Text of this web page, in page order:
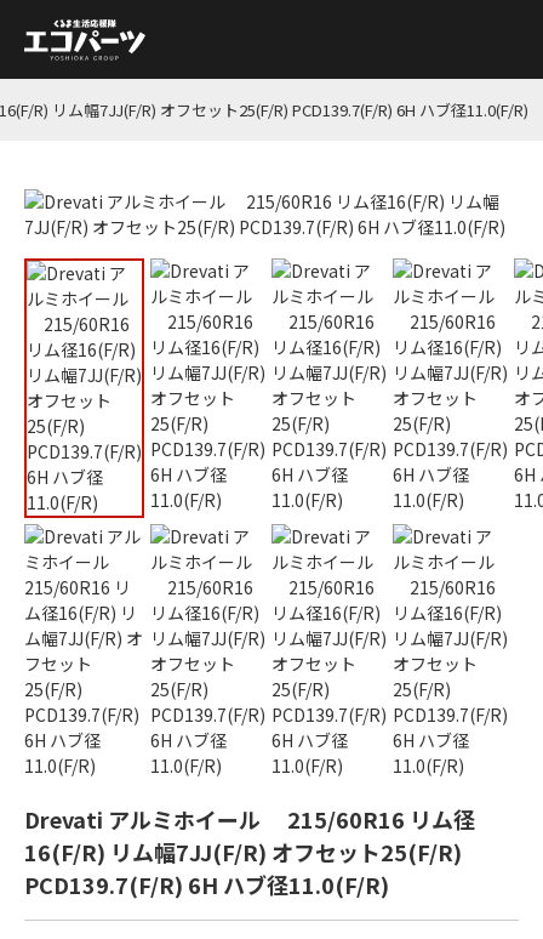
R) リム幅7JJ(F/R) オフセット25(F/R) PCD139.7(F/R) 6H ハブ径11.0(F/R)
Drevati アルミホイール 215/60R16 リム径
16(F/R) リム幅7JJ(F/R) オフセット25(F/R)
PCD139.7(F/R) 6H ハブ径11.0(F/R)